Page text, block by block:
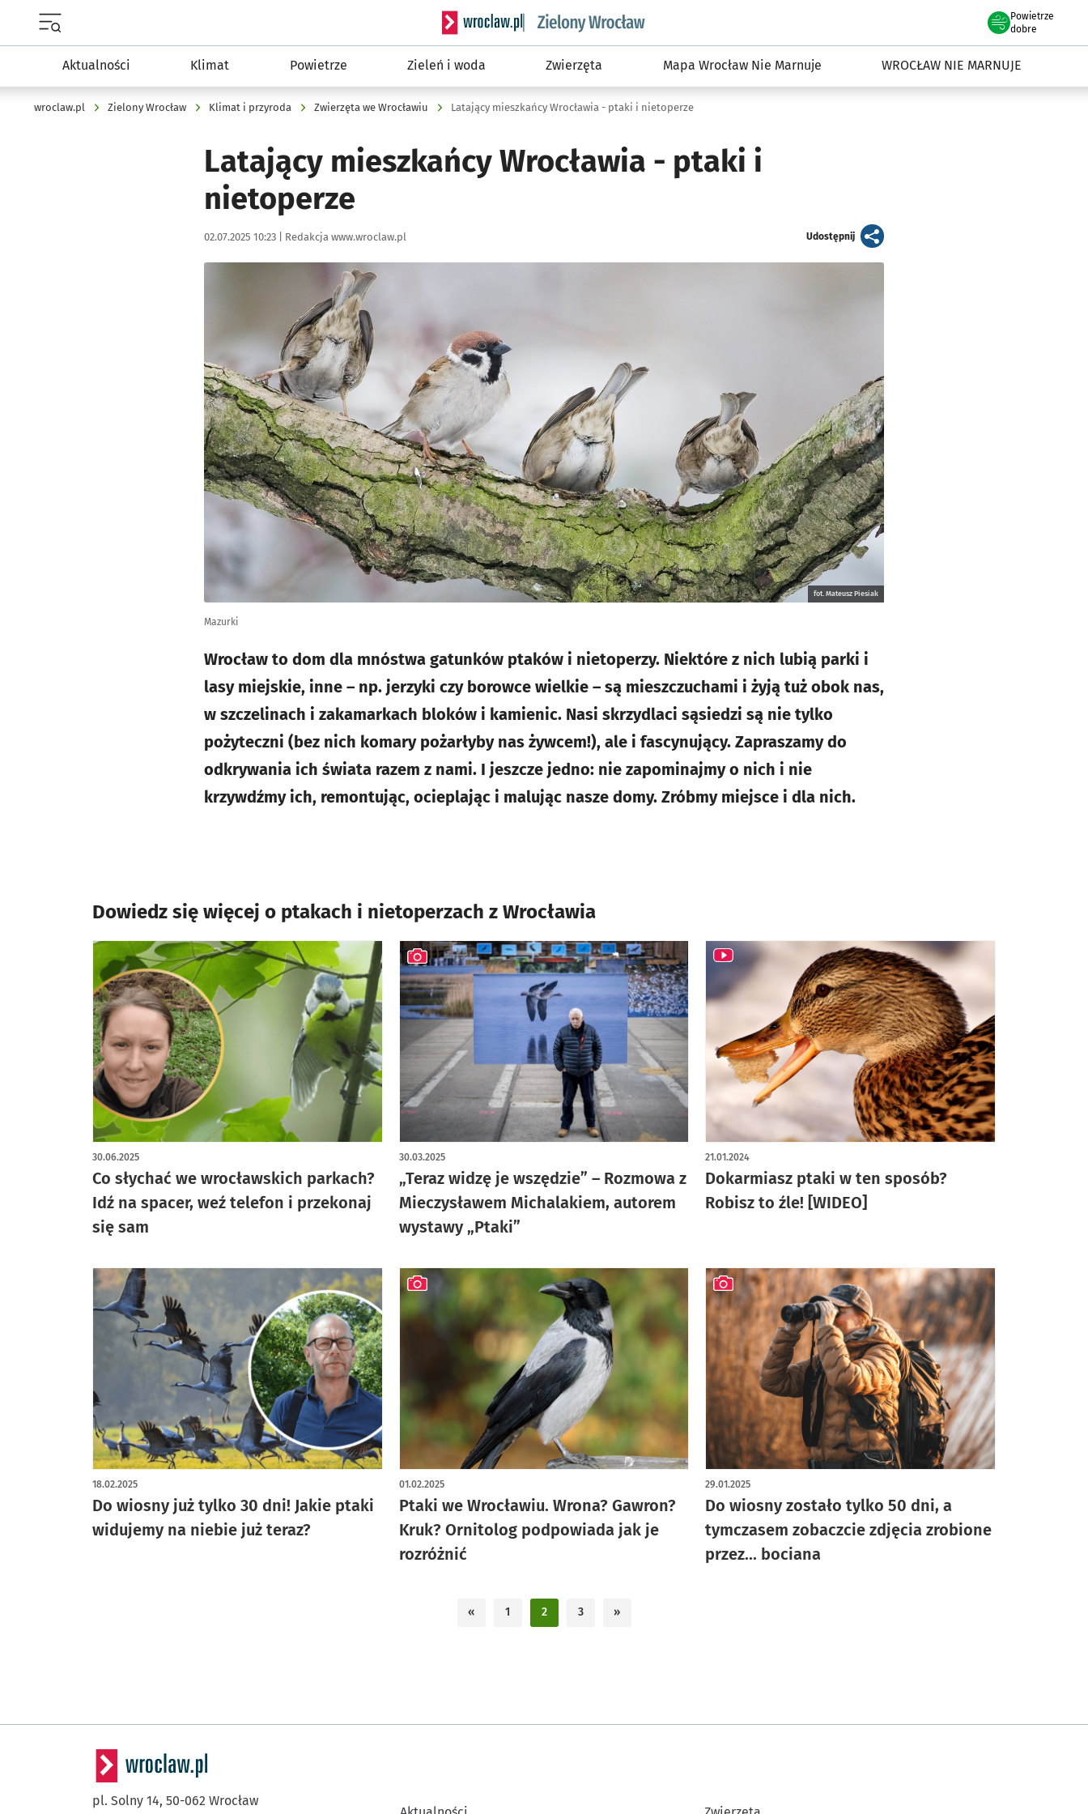
Serwis informacyjny wroclaw.pl podserwis: Środowisko we Wrocławiu
Powietrze
we Wrocławiu
dobre
Aktualności Klimat Powietrze Zieleń i woda Zwierzęta Mapa Wrocław Nie Marnuje WROCŁAW NIE MARNUJE
wroclaw.pl Zielony Wrocław Klimat i przyroda Zwierzęta we Wrocławiu Latający mieszkańcy Wrocławia - ptaki i nietoperze
Latający mieszkańcy Wrocławia - ptaki i
nietoperze
Data publikacji:
02.07.2025 10:23 | Autor:
Redakcja www.wroclaw.pl Udostępnijartykuł
fot. Mateusz Piesiak
Mazurki
Wrocław to dom dla mnóstwa gatunków ptaków i nietoperzy. Niektóre z nich lubią parki i
lasy miejskie, inne – np. jerzyki czy borowce wielkie – są mieszczuchami i żyją tuż obok nas,
w szczelinach i zakamarkach bloków i kamienic. Nasi skrzydlaci sąsiedzi są nie tylko
pożyteczni (bez nich komary pożarłyby nas żywcem!), ale i fascynujący. Zapraszamy do
odkrywania ich świata razem z nami. I jeszcze jedno: nie zapominajmy o nich i nie
krzywdźmy ich, remontując, ocieplając i malując nasze domy. Zróbmy miejsce i dla nich.
Dowiedz się więcej o ptakach i nietoperzach z Wrocławia
Co słychać we wrocławskich parkach?
Idź na spacer, weź telefon i przekonaj
się sam
30.06.2025
„Teraz widzę je wszędzie” – Rozmowa z
Mieczysławem Michalakiem, autorem
wystawy „Ptaki”
30.03.2025
artykuł z galerią zdjęć
Dokarmiasz ptaki w ten sposób?
Robisz to źle! [WIDEO]
21.01.2024
Do wiosny już tylko 30 dni! Jakie ptaki
widujemy na niebie już teraz?
18.02.2025
Ptaki we Wrocławiu. Wrona? Gawron?
Kruk? Ornitolog podpowiada jak je
rozróżnić
01.02.2025
artykuł z galerią zdjęć
Do wiosny zostało tylko 50 dni, a
tymczasem zobaczcie zdjęcia zrobione
przez... bociana
29.01.2025
artykuł z galerią zdjęć
« 1 2 3 »
pl. Solny 14, 50-062 Wrocław